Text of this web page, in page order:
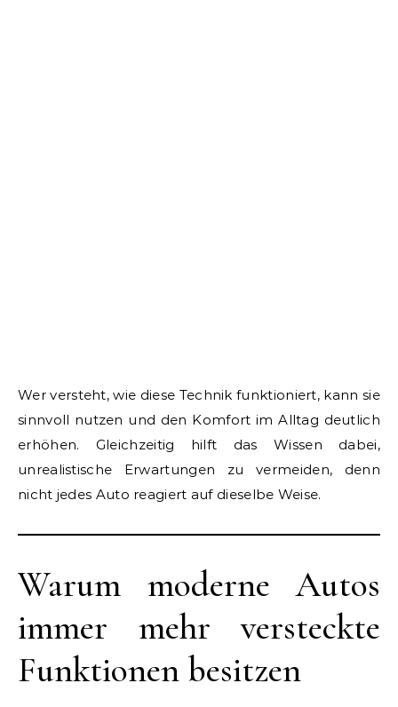
Wer versteht, wie diese Technik funktioniert, kann sie
sinnvoll nutzen und den Komfort im Alltag deutlich
erhöhen. Gleichzeitig hilft das Wissen dabei,
unrealistische Erwartungen zu vermeiden, denn
nicht jedes Auto reagiert auf dieselbe Weise.
Warum moderne Autos
immer mehr versteckte
Funktionen besitzen